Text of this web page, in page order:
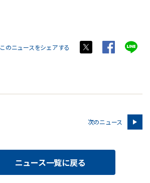
このニュースをシェアする
次のニュース
ニュース一覧に戻る